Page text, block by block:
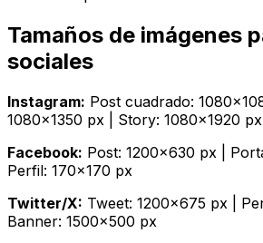
Tamaños de imágenes
sociales
Instagram: Post cuadrado:
1080×1350 px | Story: 1080×1920 px
Facebook: Post: 1200×630 px |
Perfil: 170×170 px
Twitter/X: Tweet: 1200×675 px |
Banner: 1500×500 px